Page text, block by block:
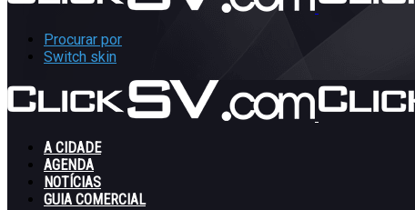
Procurar por
Switch skin
A CIDADE
AGENDA
NOTÍCIAS
GUIA COMERCIAL